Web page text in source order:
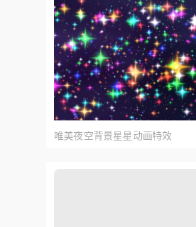
唯美夜空背景星星动画特效